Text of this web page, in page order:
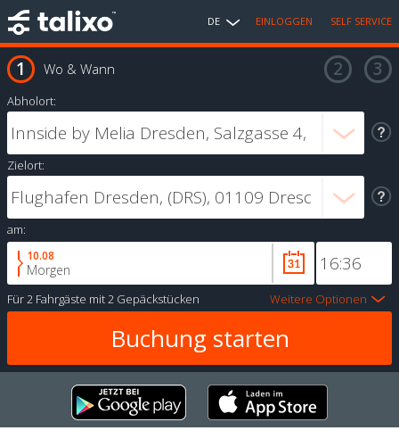
DE EINLOGGEN SELF SERVICE
Wo & Wann
Abholort:
Zielort:
am:
10.08
Morgen
Für2 Fahrgäste mit2 Gepäckstücken Weitere Optionen